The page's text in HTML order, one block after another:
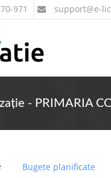
971 support@e-
- PRIMARIA
Bugete planificate